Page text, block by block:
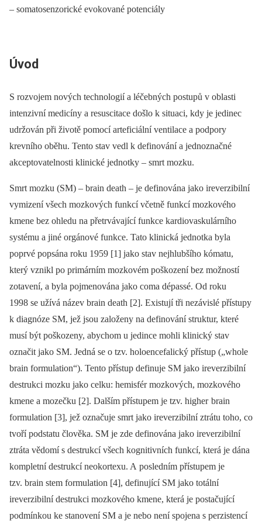
–⁠ somatosenzorické evokované potenciály
Úvod
S rozvojem nových technologií a léčebných postupů v oblasti
intenzivní medicíny a resuscitace došlo k situaci, kdy je jedinec
udržován při životě pomocí arteficiální ventilace a podpory
krevního oběhu. Tento stav vedl k definování a jednoznačné
akceptovatelnosti klinické jednotky –⁠ smrt mozku.
Smrt mozku (SM) –⁠ brain death –⁠ je definována jako ireverzibilní
vymizení všech mozkových funkcí včetně funkcí mozkového
kmene bez ohledu na přetrvávající funkce kardiovaskulárního
systému a jiné orgánové funkce. Tato klinická jednotka byla
poprvé popsána roku 1959 [1] jako stav nejhlubšího kómatu,
který vznikl po primárním mozkovém poškození bez možností
zotavení, a byla pojmenována jako coma dépassé. Od roku
1998 se užívá název brain death [2]. Existují tři nezávislé přístupy
k dia­gnóze SM, jež jsou založeny na definování struktur, které
musí být poškozeny, abychom u jedince mohli klinický stav
označit jako SM. Jedná se o tzv. holoencefalický přístup („whole
brain formulation“). Tento přístup definuje SM jako ireverzibilní
destrukci mozku jako celku: hemisfér mozkových, mozkového
kmene a mozečku [2]. Dalším přístupem je tzv. higher brain
formulation [3], jež označuje smrt jako ireverzibilní ztrátu toho, co
tvoří podstatu člověka. SM je zde definována jako ireverzibilní
ztráta vědomí s destrukcí všech kognitivních funkcí, která je dána
kompletní destrukcí neokortexu. A posledním přístupem je
tzv. brain stem formulation [4], definující SM jako totální
ireverzibilní destrukci mozkového kmene, která je postačující
podmínkou ke stanovení SM a je nebo není spojena s perzistencí